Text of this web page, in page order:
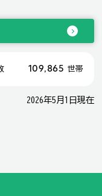
109,865 世帯
2026年5月1日現在